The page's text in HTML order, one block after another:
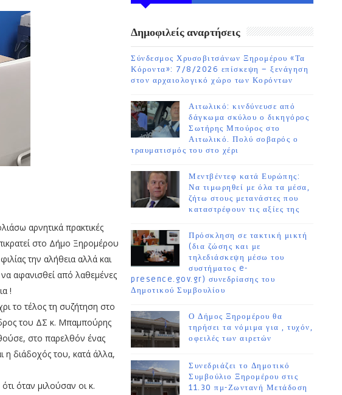
αρνητικά πρακτικές
στο Δήμο Ξηρομέρου
την αλήθεια αλλά και
να αφανισθεί από λαθεμένες
!
το τέλος τη συζήτηση στο
του ΔΣ κ. Μπαμπούρης
στο παρελθόν ένας
η διάδοχός του, κατά άλλα,
όταν μιλούσαν οι κ.
Δημοφιλείς αναρτήσεις
Σύνδεσμος Χρυσοβιτσάνων Ξηρομέρου «Τα
Κόροντα»: 7/8/2026 επίσκεψη – ξενάγηση
στον αρχαιολογικό χώρο των Κορόντων
Αιτωλικό: κινδύνευσε από
δάγκωμα σκύλου ο δικηγόρος
Σωτήρης Μπούρος στο
Αιτωλικό. Πολύ σοβαρός ο
τραυματισμός του στο χέρι
Μεντβέντεφ κατά Ευρώπης:
Να τιμωρηθεί με όλα τα μέσα,
ζήτω στους μετανάστες που
καταστρέφουν τις αξίες της
Πρόσκληση σε τακτική μικτή
(δια ζώσης και με
τηλεδιάσκεψη μέσω του
συστήματος e-
presence.gov.gr) συνεδρίασης του
Δημοτικού Συμβουλίου
Ο Δήμος Ξηρομέρου θα
τηρήσει τα νόμιμα για , τυχόν,
οφειλές των αιρετών
Συνεδριάζει το Δημοτικό
Συμβούλιο Ξηρομέρου στις
11.30 πμ-Ζωντανή Μετάδοση